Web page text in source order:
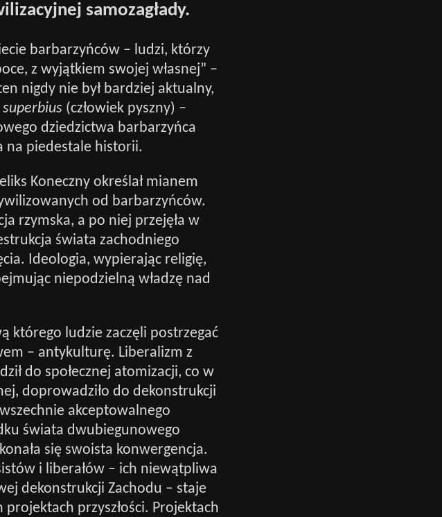
samozagłady.
barbarzyńców – ludzi, którzy
z wyjątkiem swojej własnej” –
nigdy nie był bardziej aktualny,
(człowiek pyszny) –
dziedzictwa barbarzyńca
na piedestale historii.
Koneczny określał mianem
od barbarzyńców.
rzymska, a po niej przejęła w
świata zachodniego
Ideologia, wypierając religię,
niepodzielną władzę nad
którego ludzie zaczęli postrzegać
– antykulturę. Liberalizm z
do społecznej atomizacji, co w
doprowadziło do dekonstrukcji
akceptowalnego
świata dwubiegunowego
się swoista konwergencja.
i liberałów – ich niewątpliwa
dekonstrukcji Zachodu – staje
przyszłości. Projektach